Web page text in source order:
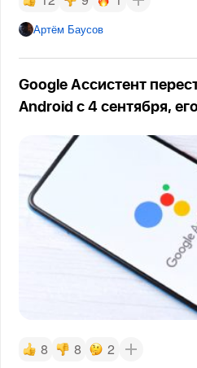
Артём Баусов
Google Ассистент
Android с 4 сентября,
8 8 2